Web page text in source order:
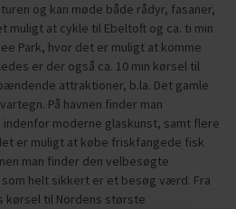
og kan møde både rådyr, fasaner,
muligt at cykle til Ebeltoft og ca. ti min
Park, hvor det er muligt at komme
er der også ca. 10 min kørsel til
attraktioner, b.la. Det gamle
På havnen finder man
moderne glaskunst, samt flere
er muligt at købe friskfangede fisk
man finder den velbesøgte
helt sikkert er et besøg værd. Fra
kørsel til Nordens største